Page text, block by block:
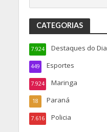
CATEGORIAS
Destaques do Dia
7.924
Esportes
449
Maringa
7.924
Paraná
18
Policia
7.616